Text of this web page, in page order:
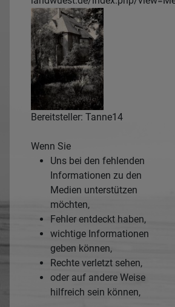
Bereitsteller: Tanne14
Wenn Sie
Uns bei den fehlenden
Informationen zu den
Medien unterstützen
möchten,
Fehler entdeckt haben,
wichtige Informationen
geben können,
Rechte verletzt sehen,
oder auf andere Weise
hilfreich sein können,